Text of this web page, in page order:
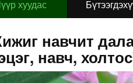
хуудас
навчит
навч,